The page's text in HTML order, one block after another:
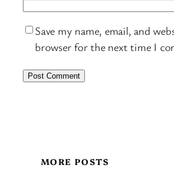
Save my name, email, and
browser for the next time I
MORE POSTS